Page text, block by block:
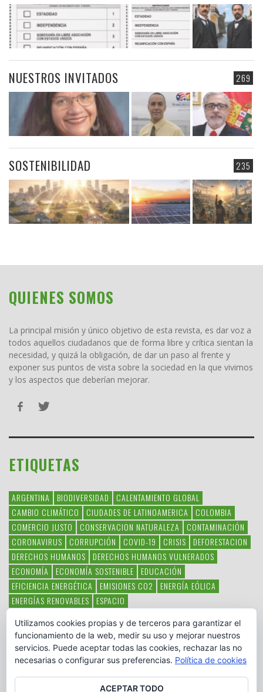
269
NUESTROS INVITADOS
235
SOSTENIBILIDAD
QUIENES SOMOS
La principal misión y único objetivo de esta revista, es dar voz a
todos aquellos ciudadanos que de forma libre y crítica sientan la
necesidad, y quizá la obligación, de dar un paso al frente y
exponer sus puntos de vista sobre la sociedad en la que vivimos
y los aspectos que deberían mejorar.
ETIQUETAS
ARGENTINA BIODIVERSIDAD
CALENTAMIENTO GLOBAL
CAMBIO CLIMÁTICO
CIUDADES DE LATINOAMERICA
COLOMBIA
COMERCIO JUSTO
CONSERVACION NATURALEZA
CONTAMINACIÓN
CORONAVIRUS
CORRUPCIÓN COVID-19 CRISIS
DEFORESTACION
DERECHOS HUMANOS
DERECHOS HUMANOS VULNERADOS
ECONOMÍA
ECONOMÍA SOSTENIBLE
EDUCACIÓN
EFICIENCIA ENERGÉTICA
EMISIONES CO2
ENERGÍA EÓLICA
ENERGÍAS RENOVABLES
ESPACIO
HAMBRE LATINOAMÉRICA MEDIO AMBIENTE
MÉXICO
OBJETIVOS DEL MILENIO
ONGS PAZ POBREZA POESÍA
POLITICA
PUEBLOS INDÍGENAS RSC RSE
SOBERANÍA ALIMENTARIA
SOLIDARIDAD SOSTENIBILIDAD TECNOLOGÍA VERTIDO PETROLEO
Utilizamos cookies propias y de terceros para garantizar el
funcionamiento de la web, medir su uso y mejorar nuestros
servicios. Puede aceptar todas las cookies, rechazar las no
necesarias o configurar sus preferencias. Política de cookies
ACEPTAR TODO